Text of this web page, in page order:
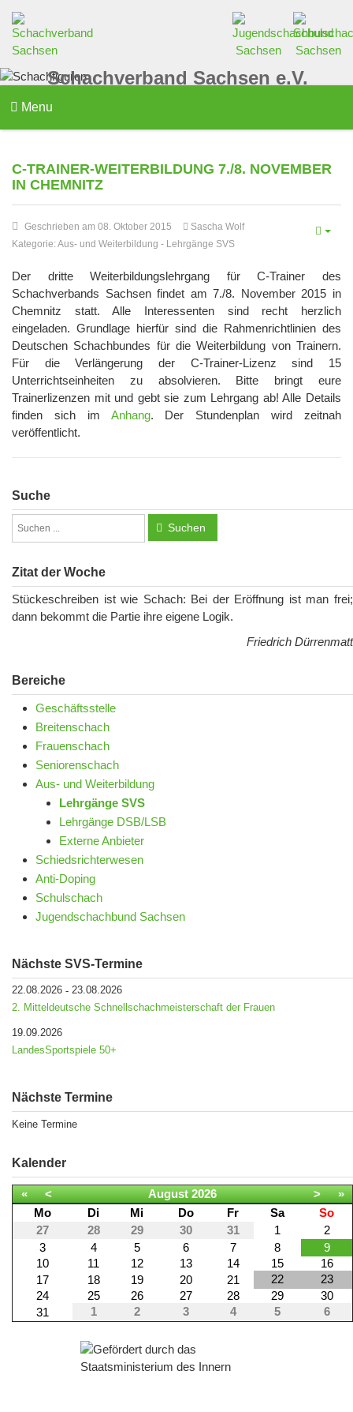
Schachverband Sachsen e.V.
Menu
C-TRAINER-WEITERBILDUNG 7./8. NOVEMBER
IN CHEMNITZ
Geschrieben am 08. Oktober 2015
Sascha Wolf
Kategorie:Aus- und Weiterbildung - Lehrgänge SVS
Der dritte Weiterbildungslehrgang für C-Trainer des
Schachverbands Sachsen findet am 7./8. November 2015 in
Chemnitz statt. Alle Interessenten sind recht herzlich
eingeladen. Grundlage hierfür sind die Rahmenrichtlinien des
Deutschen Schachbundes für die Weiterbildung von Trainern.
Für die Verlängerung der C-Trainer-Lizenz sind 15
Unterrichtseinheiten zu absolvieren. Bitte bringt eure
Trainerlizenzen mit und gebt sie zum Lehrgang ab! Alle Details
finden sich im Anhang. Der Stundenplan wird zeitnah
veröffentlicht.
Suche
Suchen
Zitat der Woche
Stückeschreiben ist wie Schach: Bei der Eröffnung ist man frei;
dann bekommt die Partie ihre eigene Logik.
Friedrich Dürrenmatt
Bereiche
Geschäftsstelle
Breitenschach
Frauenschach
Seniorenschach
Aus- und Weiterbildung
Lehrgänge SVS
Lehrgänge DSB/LSB
Externe Anbieter
Schiedsrichterwesen
Anti-Doping
Schulschach
Jugendschachbund Sachsen
Nächste SVS-Termine
22.08.2026 - 23.08.2026
2. Mitteldeutsche Schnellschachmeisterschaft der Frauen
19.09.2026
LandesSportspiele 50+
Nächste Termine
Keine Termine
Kalender
« < August 2026 >
»
Mo
Di Mi Do Fr Sa
So
27
28 29 30 31 1
2
3
4 5 6 7 8
9
10
11 12 13 14 15
16
17
18 19 20 21 22
23
24
25 26 27 28 29
30
31
1 2 3 4 5 6